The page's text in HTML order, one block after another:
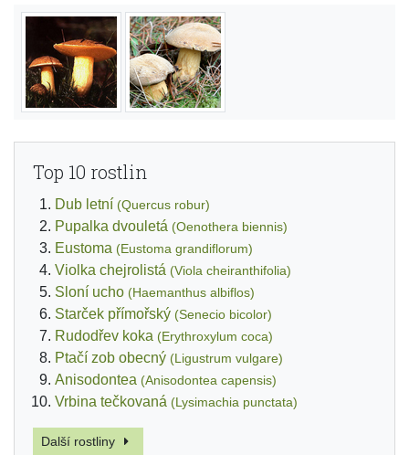
Top 10 rostlin
Dub letní (Quercus robur)
Pupalka dvouletá (Oenothera biennis)
Eustoma (Eustoma grandiflorum)
Violka chejrolistá (Viola cheiranthifolia)
Sloní ucho (Haemanthus albiflos)
Starček přímořský (Senecio bicolor)
Rudodřev koka (Erythroxylum coca)
Ptačí zob obecný (Ligustrum vulgare)
Anisodontea (Anisodontea capensis)
Vrbina tečkovaná (Lysimachia punctata)
Další rostliny